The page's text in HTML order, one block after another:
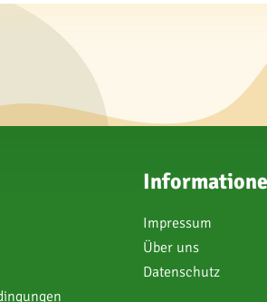
Impressum
Über uns
Datenschutz